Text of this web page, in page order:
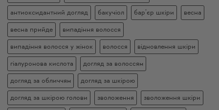
антиоксидантний догляд бакучіол бар’єр шкіри весна
весна прийде випадіння волосся
випадіння волосся у жінок волосся відновлення шкіри
гіалуронова кислота догляд за волоссям
догляд за обличчям догляд за шкірою
догляд за шкірою голови зволоження зволоження шкіри